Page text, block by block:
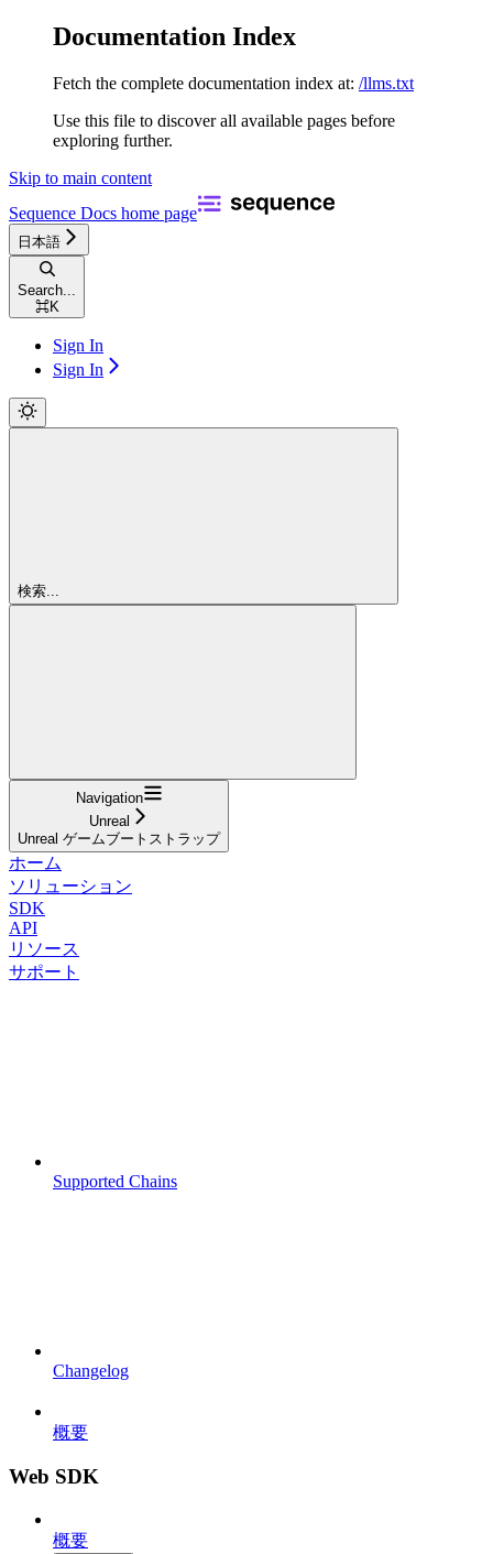
Documentation Index
Fetch the complete documentation index at: /llms.txt
Use this file to discover all available pages before
exploring further.
Skip to main content
Sequence Docs home page
日本語
Search...
⌘K
Sign In
Sign In
検索...
Navigation
Unreal
Unreal ゲームブートストラップ
ホーム
ソリューション
SDK
API
リソース
サポート
Supported Chains
Changelog
概要
Web SDK
概要